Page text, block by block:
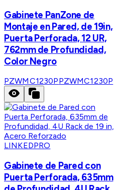
Gabinete PanZone de
Montaje en Pared, de 19in,
Puerta Perforada, 12 UR,
762mm de Profundidad,
Color Negro
PZWMC1230PPZWMC1230P
LINKEDPRO
Gabinete de Pared con
Puerta Perforada, 635mm